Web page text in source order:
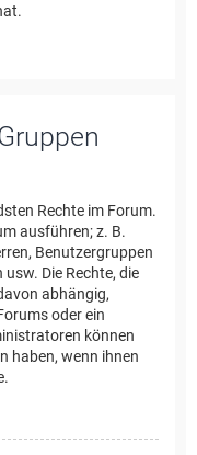
Rechte im Forum.
ausführen; z. B.
Benutzergruppen
Die Rechte, die
abhängig,
oder ein
können
haben, wenn ihnen